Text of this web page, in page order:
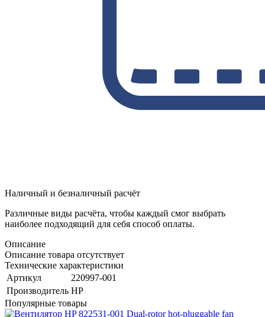
Наличный и безналичный расчёт
Различные виды расчёта, чтобы каждый смог выбрать
наиболее подходящий для себя способ оплаты.
Описание
Описание товара отсутствует
Технические характеристики
Артикул
220997-001
Производитель HP
Популярные товары